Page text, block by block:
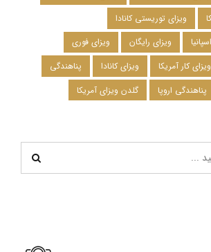
ویزای توریستی کانادا
ویزای رایگان
ویزای فوری
ویزای کار آمریکا ویزای کانادا
پناهندگی
پناهندگی اروپا گلدن ویزای آمریکا